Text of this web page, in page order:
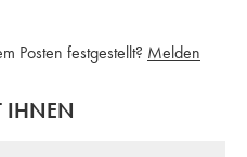
Posten festgestellt? Melden
IHNEN